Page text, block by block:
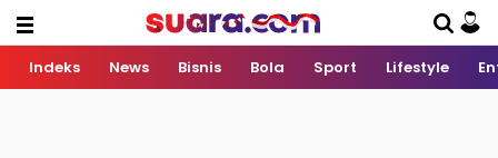
Indeks News Bisnis Bola Sport Lifestyle